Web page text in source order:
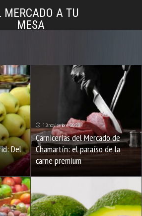
MERCADO A TU
MESA
Del
13 noviembre, 2023
Carnicerías del Mercado de
Chamartín: el paraíso de la
carne premium